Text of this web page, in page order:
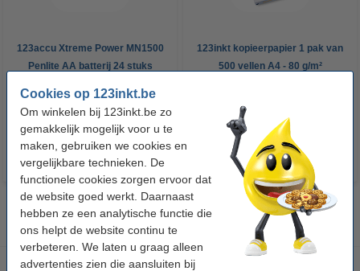
Cookies op 123inkt.be
Om winkelen bij 123inkt.be zo
gemakkelijk mogelijk voor u te
maken, gebruiken we cookies en
vergelijkbare technieken. De
functionele cookies zorgen ervoor dat
de website goed werkt. Daarnaast
hebben ze een analytische functie die
ons helpt de website continu te
verbeteren. We laten u graag alleen
advertenties zien die aansluiten bij
123accu Xtreme Power MN1500
Penlite AA batterij 24 stuks
123inkt kopieerpapier 1 pak van
500 vellen A4 - 80 g/m²
€ 7,25